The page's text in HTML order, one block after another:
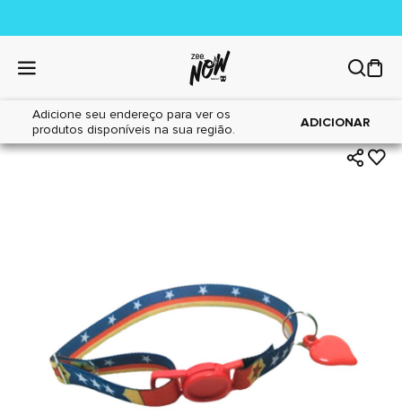
Adicione seu endereço para ver os
produtos disponíveis na sua região.
ADICIONAR
Home|Gatos|Acessórios